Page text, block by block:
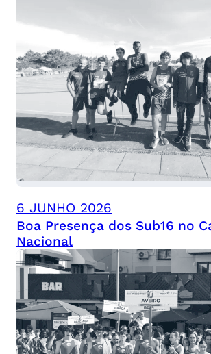
6 JUNHO 2026
Boa Presença dos Sub16 no
Nacional